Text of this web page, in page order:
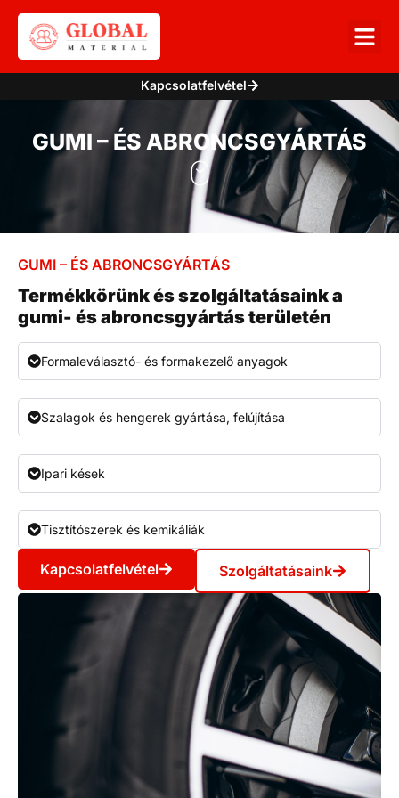
Kapcsolatfelvétel
GUMI – ÉS ABRONCSGYÁRTÁS
GUMI – ÉS ABRONCSGYÁRTÁS
Termékkörünk és szolgáltatásaink a
gumi- és abroncsgyártás területén
Formaleválasztó- és formakezelő anyagok
Szalagok és hengerek gyártása, felújítása
Ipari kések
Tisztítószerek és kemikáliák
Kapcsolatfelvétel Szolgáltatásaink